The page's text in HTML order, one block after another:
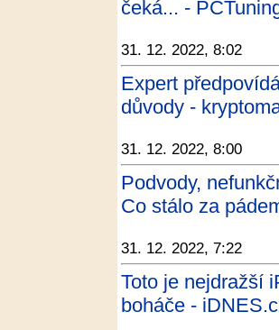
čeká... -
31. 12. 2022, 8:02
Expert
důvody -
31. 12. 2022, 8:00
Podvody,
Co stálo za
31. 12. 2022, 7:22
Toto je nejdražší
boháče -